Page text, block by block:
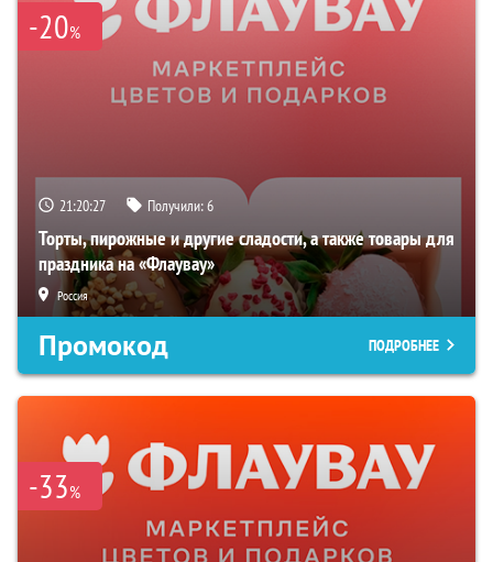
-20%
21:20:26 Получили:6
Торты, пирожные и другие сладости, а также товары для
праздника на «Флаувау»
Россия
Промокод ПОДРОБНЕЕ
-33%